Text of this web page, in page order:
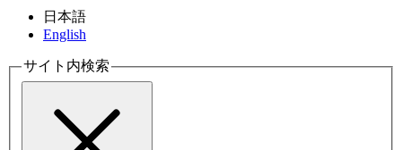
日本語
English
サイト内検索